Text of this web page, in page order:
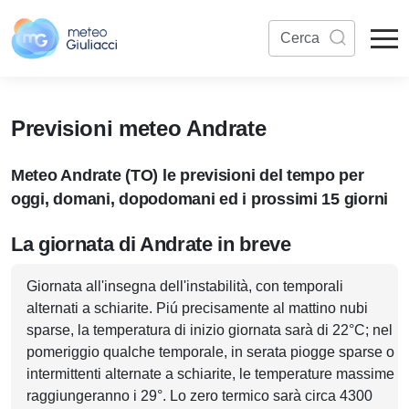
Previsioni meteo Andrate
Meteo Andrate (TO) le previsioni del tempo per
oggi, domani, dopodomani ed i prossimi 15 giorni
La giornata di Andrate in breve
Giornata all'insegna dell'instabilità, con temporali
alternati a schiarite. Piú precisamente al mattino nubi
sparse, la temperatura di inizio giornata sarà di 22°C; nel
pomeriggio qualche temporale, in serata piogge sparse o
intermittenti alternate a schiarite, le temperature massime
raggiungeranno i 29°. Lo zero termico sarà circa 4300